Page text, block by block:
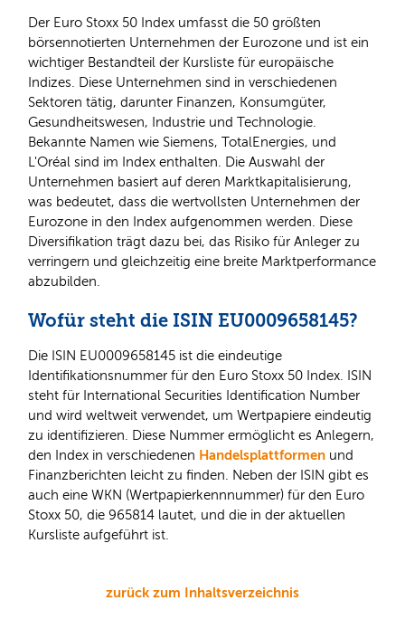
Der Euro Stoxx 50 Index umfasst die 50 größten
börsennotierten Unternehmen der Eurozone und ist ein
wichtiger Bestandteil der Kursliste für europäische
Indizes. Diese Unternehmen sind in verschiedenen
Sektoren tätig, darunter Finanzen, Konsumgüter,
Gesundheitswesen, Industrie und Technologie.
Bekannte Namen wie Siemens, TotalEnergies, und
L'Oréal sind im Index enthalten. Die Auswahl der
Unternehmen basiert auf deren Marktkapitalisierung,
was bedeutet, dass die wertvollsten Unternehmen der
Eurozone in den Index aufgenommen werden. Diese
Diversifikation trägt dazu bei, das Risiko für Anleger zu
verringern und gleichzeitig eine breite Marktperformance
abzubilden.
Wofür steht die ISIN EU0009658145?
Die ISIN EU0009658145 ist die eindeutige
Identifikationsnummer für den Euro Stoxx 50 Index. ISIN
steht für International Securities Identification Number
und wird weltweit verwendet, um Wertpapiere eindeutig
zu identifizieren. Diese Nummer ermöglicht es Anlegern,
den Index in verschiedenen Handelsplattformen und
Finanzberichten leicht zu finden. Neben der ISIN gibt es
auch eine WKN (Wertpapierkennnummer) für den Euro
Stoxx 50, die 965814 lautet, und die in der aktuellen
Kursliste aufgeführt ist.
zurück zum Inhaltsverzeichnis